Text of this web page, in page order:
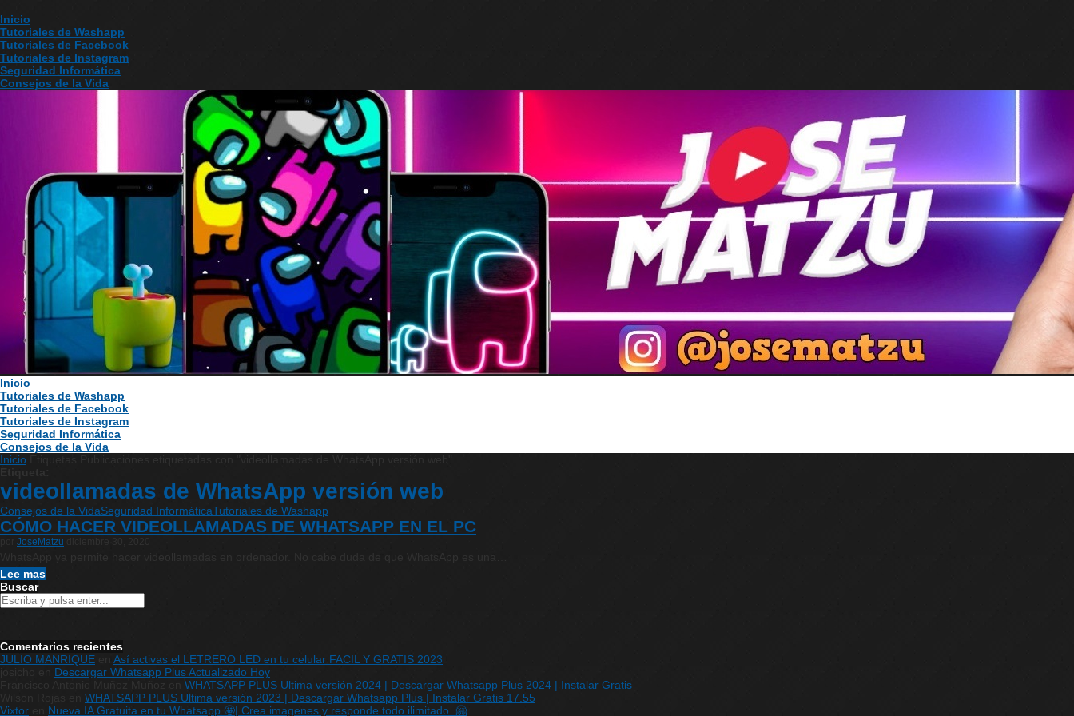
Inicio
Tutoriales de Washapp
Tutoriales de Facebook
Tutoriales de Instagram
Seguridad Informática
Consejos de la Vida
Inicio
Tutoriales de Washapp
Tutoriales de Facebook
Tutoriales de Instagram
Seguridad Informática
Consejos de la Vida
Inicio
Etiqueta:
videollamadas de WhatsApp versión web
Consejos de la VidaSeguridad InformáticaTutoriales de Washapp
CÓMO HACER VIDEOLLAMADAS DE WHATSAPP EN EL PC
JoseMatzu
WhatsApp ya permite hacer videollamadas en ordenador. No cabe duda de que WhatsApp es una…
Lee mas
Buscar
Comentarios recientes
JULIO MANRIQUE
Así activas el LETRERO LED en tu celular FACIL Y GRATIS 2023
josicho
Descargar Whatsapp Plus Actualizado Hoy
Francisco Antonio Muñoz Muñoz
WHATSAPP PLUS Ultima versión 2024 | Descargar Whatsapp Plus 2024 | Instalar Gratis
WHATSAPP PLUS Ultima versión 2023 | Descargar Whatsapp Plus | Instalar Gratis 17.55
Vixtor
Nueva IA Gratuita en tu Whatsapp 🤩| Crea imagenes y responde todo ilimitado. 🤗